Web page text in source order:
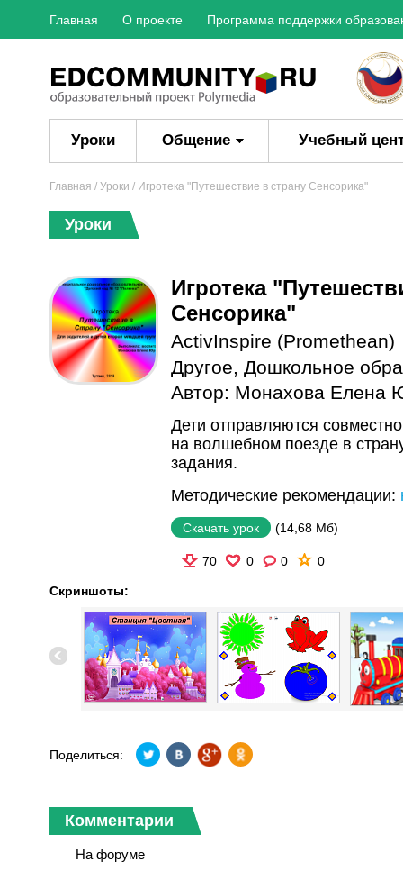
Главная О проекте Программа поддержки
Уроки Общение Учебный
Главная / Уроки / Игротека "Путешествие в страну Сенсорика"
Уроки
Игротека
Сенсорика"
ActivInspire (Promethean)
Другое, Дошкольное
Автор: Монахова Елена
Дети отправляются
на волшебном поезде в
задания.
Методические рекомендации:
Скачать урок (14,68 Мб)
70 0 0 0
Скриншоты:
Поделиться:
Комментарии
На форуме